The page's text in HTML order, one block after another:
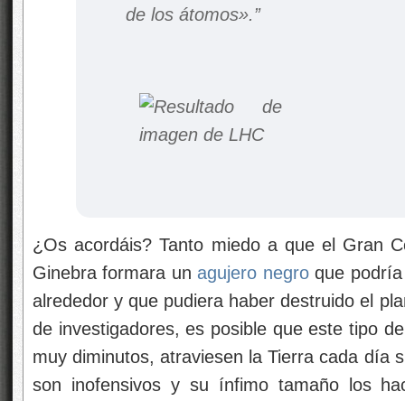
de los átomos».”
¿Os acordáis? Tanto miedo a que el Gran
Ginebra formara un agujero negroque podría
alrededor y que pudiera haber destruido el
de investigadores, es posible que este tipo
muy diminutos, atraviesen la Tierra cada día
son inofensivos y su ínfimo tamaño los